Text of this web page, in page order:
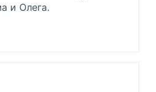
человек)
и Олега.